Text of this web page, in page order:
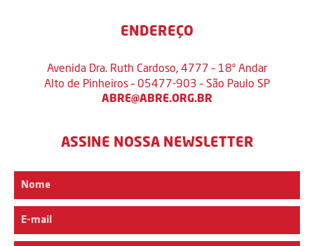
ENDEREÇO
Avenida Dra. Ruth Cardoso, 4777 – 18º Andar
Alto de Pinheiros – 05477-903 – São Paulo SP
ABRE@ABRE.ORG.BR
ASSINE NOSSA NEWSLETTER